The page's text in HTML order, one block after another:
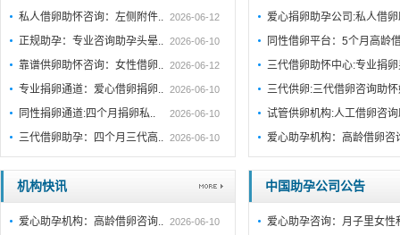
私人借卵助怀咨询：左侧附件.. 2026-06-12
正规助孕：专业咨询助孕头晕.. 2026-06-10
靠谱供卵助怀咨询：女性借卵.. 2026-06-12
专业捐卵通道：爱心借卵捐卵.. 2026-06-10
同性捐卵通道:四个月捐卵私.. 2026-06-10
三代借卵助孕：四个月三代高.. 2026-06-10
爱心捐卵助孕公司:私人借
同性借卵平台：5个月高龄
三代借卵助怀中心:专业捐
三代供卵:三代借卵咨询助
试管供卵机构:人工借卵咨
爱心助孕机构：高龄借卵
机构快讯
爱心助孕机构：高龄借卵咨询.. 2026-06-10
中国助孕公司公告
爱心助孕咨询：月子里女